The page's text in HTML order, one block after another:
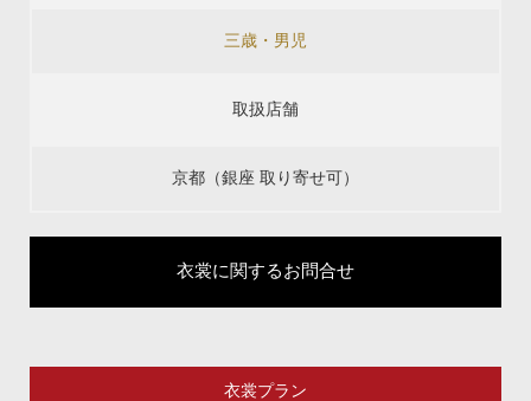
三歳・男児
取扱店舗
京都（銀座 取り寄せ可）
衣裳に関するお問合せ
衣裳プラン